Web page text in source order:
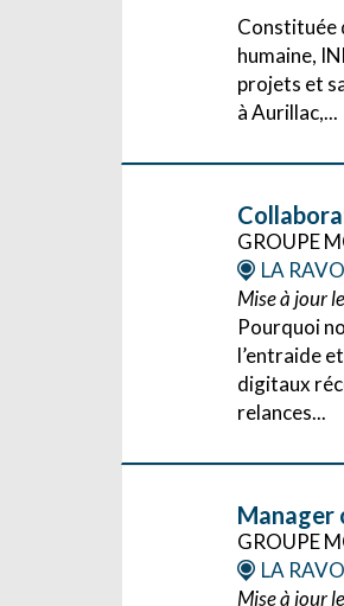
Constituée
humaine,
projets et
à Aurillac,...
GROUPE
LA
Mise à jour
Pourquoi
l’entraide
digitaux
relances...
Manager
GROUPE
LA
Mise à jour